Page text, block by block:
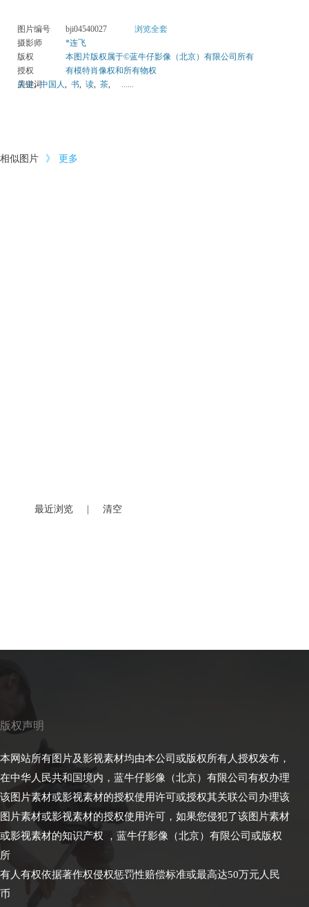
图片编号 bji04540027
浏览全套
摄影师
*连飞
版权
本图片版权属于©蓝牛仔影像（北京）有限公司所有
授权
有模特肖像权和所有物权
关键词
店主,中国人, 书, 读, 茶, ......
相似图片 》 更多
最近浏览 清空
版权声明
本网站所有图片及影视素材均由本公司或版权所有人授权发布，
在中华人民共和国境内，蓝牛仔影像（北京）有限公司有权办理
该图片素材或影视素材的授权使用许可或授权其关联公司办理该
图片素材或影视素材的授权使用许可，如果您侵犯了该图片素材
或影视素材的知识产权 ，蓝牛仔影像（北京）有限公司或版权
所
有人有权依据著作权侵权惩罚性赔偿标准或最高达50万元人民
币